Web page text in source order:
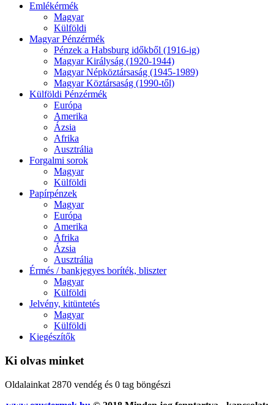
Emlékérmék
Magyar
Külföldi
Magyar Pénzérmék
Pénzek a Habsburg időkből (1916-ig)
Magyar Királyság (1920-1944)
Magyar Népköztársaság (1945-1989)
Magyar Köztársaság (1990-től)
Külföldi Pénzérmék
Európa
Amerika
Ázsia
Afrika
Ausztrália
Forgalmi sorok
Magyar
Külföldi
Papírpénzek
Magyar
Európa
Amerika
Afrika
Ázsia
Ausztrália
Érmés / bankjegyes boríték, bliszter
Magyar
Külföldi
Jelvény, kitüntetés
Magyar
Külföldi
Kiegészítők
Ki olvas minket
Oldalainkat 2870 vendég és 0 tag böngészi